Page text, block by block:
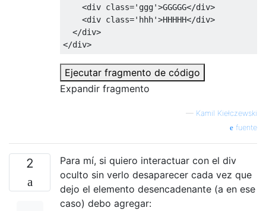
<div class='ggg'>GGGGG</div>
<div class='hhh'>HHHHH</div>
</div>
</div>
Ejecutar fragmento de código
Expandir fragmento
— Kamil Kiełczewski
fuente
2
Para mí, si quiero interactuar con el div
oculto sin verlo desaparecer cada vez que
dejo el elemento desencadenante (a en ese
caso) debo agregar: